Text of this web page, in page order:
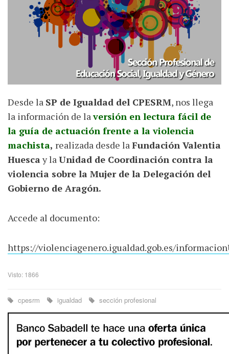
Desde la SP de Igualdad del CPESRM, nos llega
la información de laversión en lectura fácil de
la guía de actuación frente a la violencia
machista, realizada desde la Fundación Valentia
Huesca y la Unidad de Coordinación contra la
violencia sobre la Mujer de la Delegación del
Gobierno de Aragón.
Accede al documento:
https://violenciagenero.igualdad.gob.es/
Visto: 1866
cpesrm igualdad sección profesional